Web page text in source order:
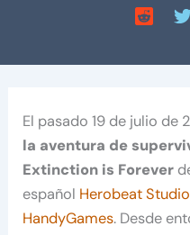
El pasado 19 de julio de
la aventura de
Extinction is Forever
español Herobeat
HandyGames. Desde